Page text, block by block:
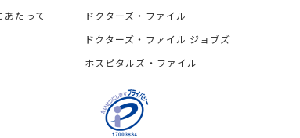
あたって
ドクターズ・ファイル
ドクターズ・ファイル ジョブズ
ホスピタルズ・ファイル